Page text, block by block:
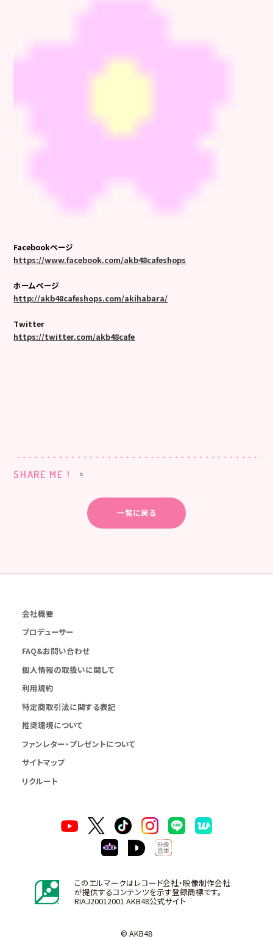
Facebookページ
https://www.facebook.com/akb48cafeshops
ホームページ
http://akb48cafeshops.com/akihabara/
Twitter
https://twitter.com/akb48cafe
SHARE ME !
一覧に戻る
会社概要
プロデューサー
FAQ&お問い合わせ
個人情報の取扱いに関して
利用規約
特定商取引法に関する表記
推奨環境について
ファンレター・プレゼントについて
サイトマップ
リクルート
このエルマークはレコード会社・映像制作会社
が提供するコンテンツを示す登録商標です。
RIAJ20012001 AKB48公式サイト
© AKB48